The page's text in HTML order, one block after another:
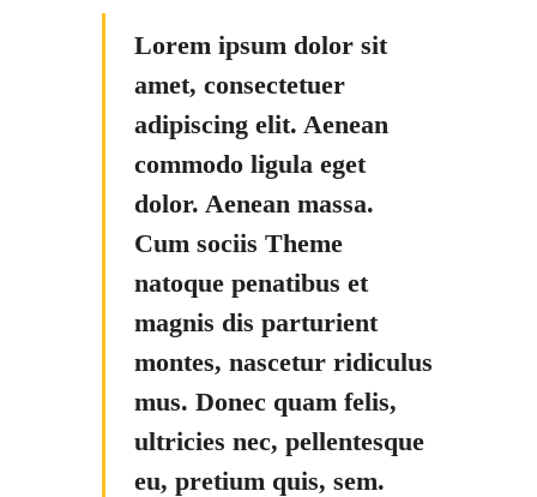
Lorem ipsum dolor sit
amet, consectetuer
adipiscing elit. Aenean
commodo ligula eget
dolor. Aenean massa.
Cum sociis Theme
natoque penatibus et
magnis dis parturient
montes, nascetur ridiculus
mus. Donec quam felis,
ultricies nec, pellentesque
eu, pretium quis, sem.